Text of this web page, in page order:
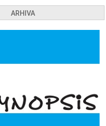
ARHIVA